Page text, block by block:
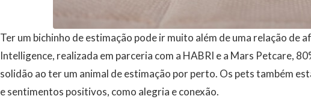
Ter um bichinho de estimação pode ir muito além de uma relação de
Intelligence, realizada em parceria com a HABRI e a Mars Petcare,
solidão ao ter um animal de estimação por perto. Os pets também
e sentimentos positivos, como alegria e conexão.